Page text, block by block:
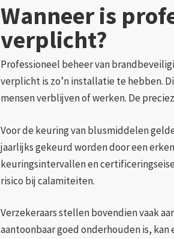
Wanneer is
verplicht?
Professioneel beheer van
verplicht is zo’n installatie te hebben.
mensen verblijven of werken. De
Voor de keuring van blusmiddelen
jaarlijks gekeurd worden door een
keuringsintervallen en
risico bij calamiteiten.
Verzekeraars stellen bovendien vaak
aantoonbaar goed onderhouden is,